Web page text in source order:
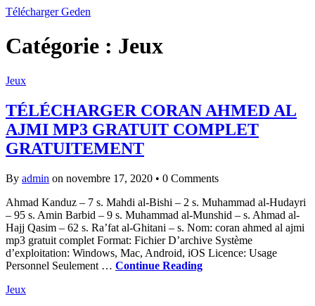
Télécharger Geden
Catégorie : Jeux
Jeux
TÉLÉCHARGER CORAN AHMED AL
AJMI MP3 GRATUIT COMPLET
GRATUITEMENT
By admin on novembre 17, 2020 • 0 Comments
Ahmad Kanduz – 7 s. Mahdi al-Bishi – 2 s. Muhammad al-Hudayri
– 95 s. Amin Barbid – 9 s. Muhammad al-Munshid – s. Ahmad al-
Hajj Qasim – 62 s. Ra’fat al-Ghitani – s. Nom: coran ahmed al ajmi
mp3 gratuit complet Format: Fichier D’archive Système
d’exploitation: Windows, Mac, Android, iOS Licence: Usage
Personnel Seulement … Continue Reading
Jeux